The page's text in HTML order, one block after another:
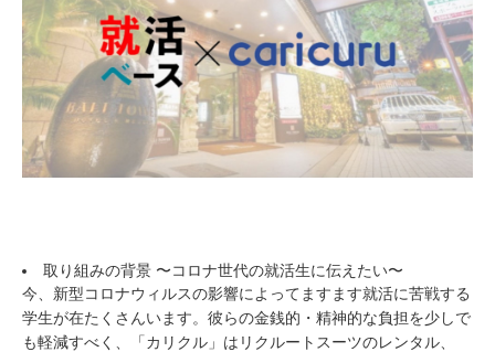
取り組みの背景 〜コロナ世代の就活生に伝えたい〜
今、新型コロナウィルスの影響によってますます就活に苦戦する
学生が在たくさんいます。彼らの金銭的・精神的な負担を少しで
も軽減すべく、「カリクル」はリクルートスーツのレンタル、